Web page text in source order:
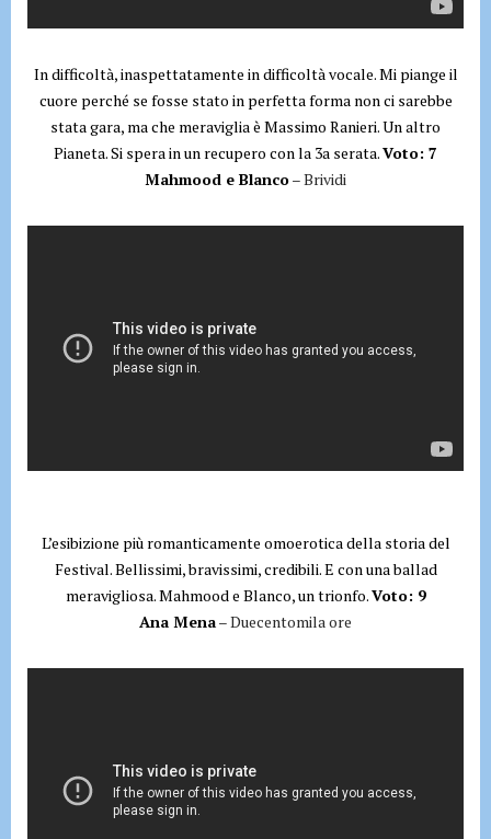
In difficoltà, inaspettatamente in difficoltà vocale. Mi piange il
cuore perché se fosse stato in perfetta forma non ci sarebbe
stata gara, ma che meraviglia è Massimo Ranieri. Un altro
Pianeta. Si spera in un recupero con la 3a serata.Voto: 7
Mahmood e Blanco– Brividi
L’esibizione più romanticamente omoerotica della storia del
Festival. Bellissimi, bravissimi, credibili. E con una ballad
meravigliosa. Mahmoode Blanco, un trionfo.Voto: 9
Ana Mena– Duecentomila ore